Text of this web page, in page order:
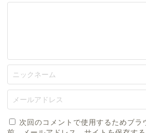
次回のコメントで使用するためブラ